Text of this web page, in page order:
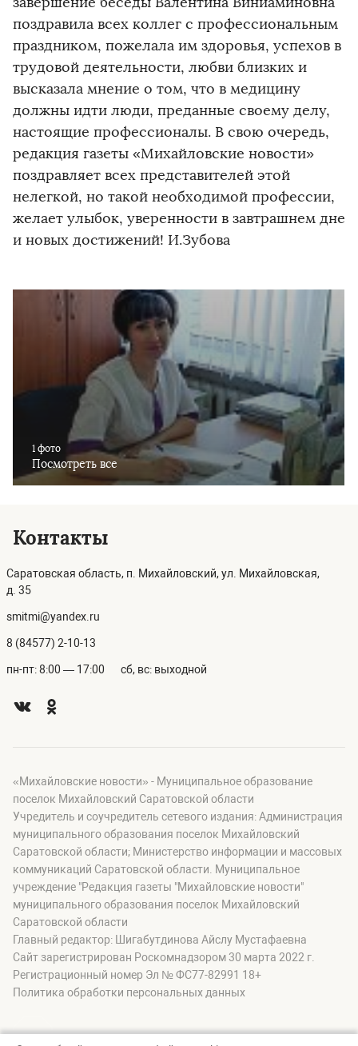
поздравила всех коллег с профессиональным
праздником, пожелала им здоровья, успехов в
трудовой деятельности, любви близких и
высказала мнение о том, что в медицину
должны идти люди, преданные своему делу,
настоящие профессионалы. В свою очередь,
редакция газеты «Михайловские новости»
поздравляет всех представителей этой
нелегкой, но такой необходимой профессии,
желает улыбок, уверенности в завтрашнем дне
и новых достижений! И.Зубова
1 фото
Посмотреть все
Контакты
Саратовская область, п. Михайловский, ул. Михайловская,
д. 35
smitmi@yandex.ru
8 (84577) 2-10-13
пн-пт: 8:00 — 17:00 сб, вс: выходной
«Михайловские новости» - Муниципальное образование
поселок Михайловский Саратовской области
Учредитель и соучредитель сетевого издания: Администрация
муниципального образования поселок Михайловский
Саратовской области; Министерство информации и массовых
коммуникаций Саратовской области. Муниципальное
учреждение "Редакция газеты "Михайловские новости"
муниципального образования поселок Михайловский
Саратовской области
Главный редактор: Шигабутдинова Айслу Мустафаевна
Сайт зарегистрирован Роскомнадзором 30 марта 2022 г.
Регистрационный номер Эл № ФС77-82991 18+
Политика обработки персональных данных